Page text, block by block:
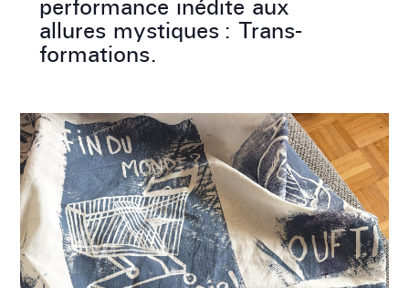
performance inédite aux
allures mystiques : Trans-
formations.